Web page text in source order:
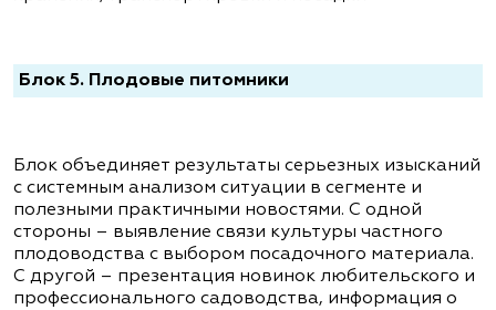
Блок 5. Плодовые питомники
Блок объединяет результаты серьезных изысканий
с системным анализом ситуации в сегменте и
полезными практичными новостями. С одной
стороны – выявление связи культуры частного
плодоводства с выбором посадочного материала.
С другой – презентация новинок любительского и
профессионального садоводства, информация о